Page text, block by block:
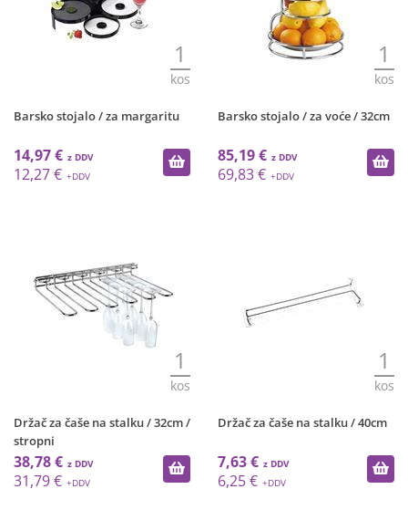
1
kos
Barsko stojalo / za margaritu
14,97 €
12,27 €
1
kos
Barsko stojalo / za voće / 32cm
85,19 €
69,83 €
1
kos
Držač za čaše na stalku / 32cm /
stropni
38,78 €
31,79 €
1
kos
Držač za čaše na stalku / 40cm
7,63 €
6,25 €